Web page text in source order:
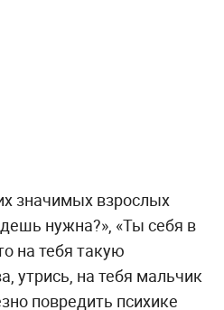
значимых взрослых
нужна?», «Ты себя в
на тебя такую
утрись, на тебя мальчик
повредить психике